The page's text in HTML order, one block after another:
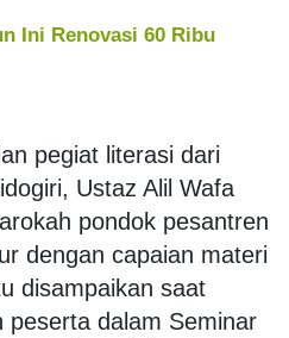
Ini Renovasi 60 Ribu
pegiat literasi dari
Ustaz Alil Wafa
pondok pesantren
dengan capaian materi
disampaikan saat
peserta dalam Seminar